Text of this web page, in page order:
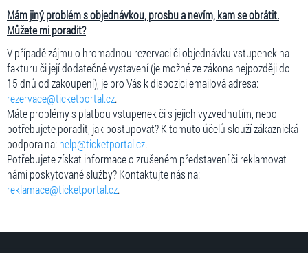
Mám jiný problém s objednávkou, prosbu a nevím, kam se obrátit.
Můžete mi poradit?
V případě zájmu o hromadnou rezervaci či objednávku vstupenek na
fakturu či její dodatečné vystavení (je možné ze zákona nejpozději do
15 dnů od zakoupení), je pro Vás k dispozici emailová adresa:
rezervace@ticketportal.cz.
Máte problémy s platbou vstupenek či s jejich vyzvednutím, nebo
potřebujete poradit, jak postupovat? K tomuto účelů slouží zákaznická
podpora na: help@ticketportal.cz.
Potřebujete získat informace o zrušeném představení či reklamovat
námi poskytované služby? Kontaktujte nás na:
reklamace@ticketportal.cz.